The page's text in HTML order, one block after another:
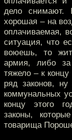
дело снимают.
хорошая – на
оплачиваемая,
ситуация, что
воюешь, то
армия, либо
тяжело – к
ряд законов,
коммунальных
концу этого
законы,
товарища